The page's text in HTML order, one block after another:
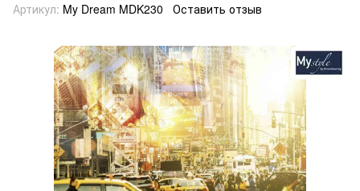
Артикул: My Dream MDK230 Оставить отзыв